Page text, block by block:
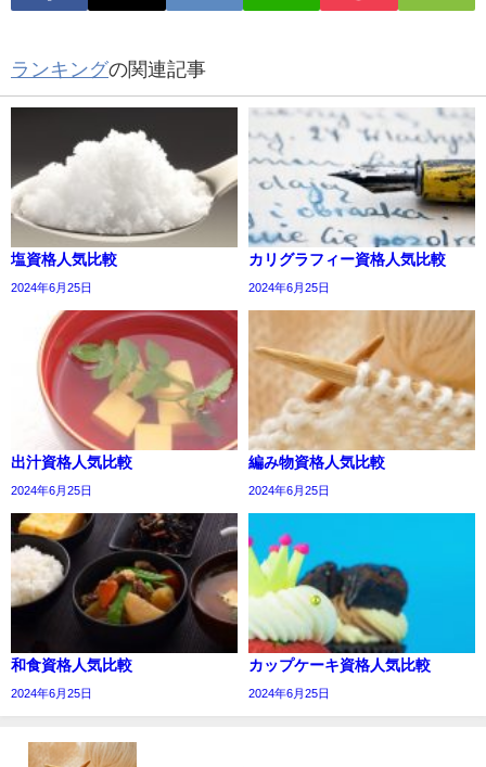
ランキングの関連記事
塩資格人気比較
2024年6月25日
カリグラフィー資格人気比較
2024年6月25日
出汁資格人気比較
2024年6月25日
編み物資格人気比較
2024年6月25日
和食資格人気比較
2024年6月25日
カップケーキ資格人気比較
2024年6月25日